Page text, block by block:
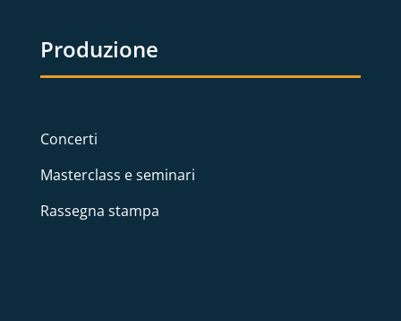
Produzione
Concerti
Masterclass e seminari
Rassegna stampa